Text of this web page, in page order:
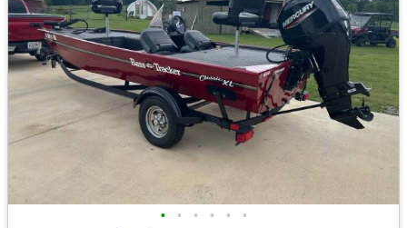
• • • • • •